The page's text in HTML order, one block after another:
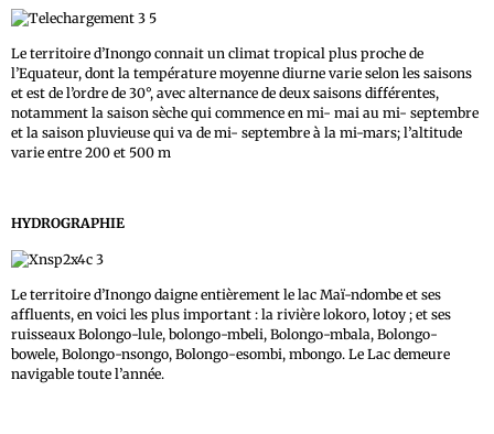
Le territoire d’Inongo connait un climat tropical plus proche de
l’Equateur, dont la température moyenne diurne varie selon les saisons
et est de l’ordre de 30°, avec alternance de deux saisons différentes,
notamment la saison sèche qui commence en mi- mai au mi- septembre
et la saison pluvieuse qui va de mi- septembre à la mi-mars; l’altitude
varie entre 200 et 500 m
HYDROGRAPHIE
Le territoire d’Inongo daigne entièrement le lac Maï-ndombe et ses
affluents, en voici les plus important : la rivière lokoro, lotoy ; et ses
ruisseaux Bolongo-lule, bolongo-mbeli, Bolongo-mbala, Bolongo-
bowele, Bolongo-nsongo, Bolongo-esombi, mbongo. Le Lac demeure
navigable toute l’année.